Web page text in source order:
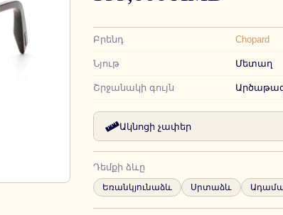
Բրենդ Chopard
Նյութ Մետաղ
Շրջանակի գույն
Ակնոցի չափեր
Դեմքի ձևը
Եռանկյունաձև Սրտաձև